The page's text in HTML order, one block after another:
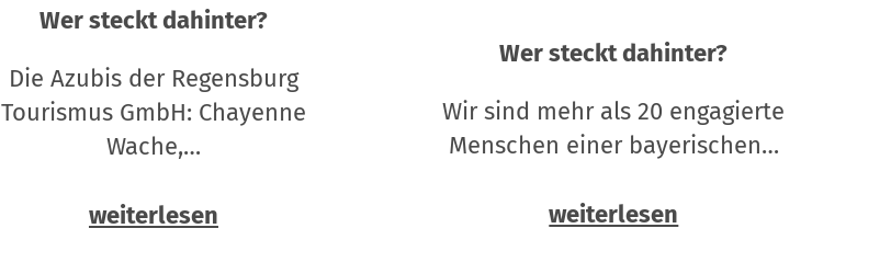
Wer steckt dahinter?
Die Azubis der Regensburg
Tourismus GmbH: Chayenne
Wache,…
weiterlesen
Wer steckt dahinter?
Wir sind mehr als 20 engagierte
Menschen einer bayerischen…
weiterlesen